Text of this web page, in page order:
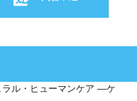
ラル・ヒューマンケア ―ケ